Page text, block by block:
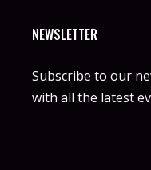
NEWSLETTER
Subscribe to our
with all the latest